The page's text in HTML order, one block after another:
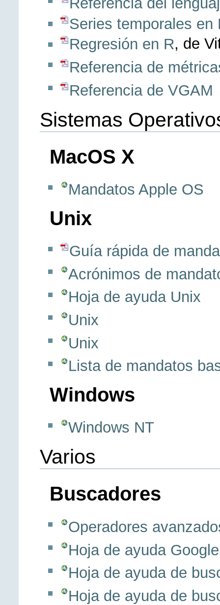
Series temporales en
Regresión en R, de
Referencia de
Referencia de VGAM
Sistemas
MacOS X
Mandatos Apple OS
Unix
Guía rápida de
Acrónimos de
Hoja de ayuda Unix
Unix
Unix
Lista de mandatos
Windows
Windows NT
Varios
Buscadores
Operadores
Hoja de ayuda Google
Hoja de ayuda de
Hoja de ayuda de